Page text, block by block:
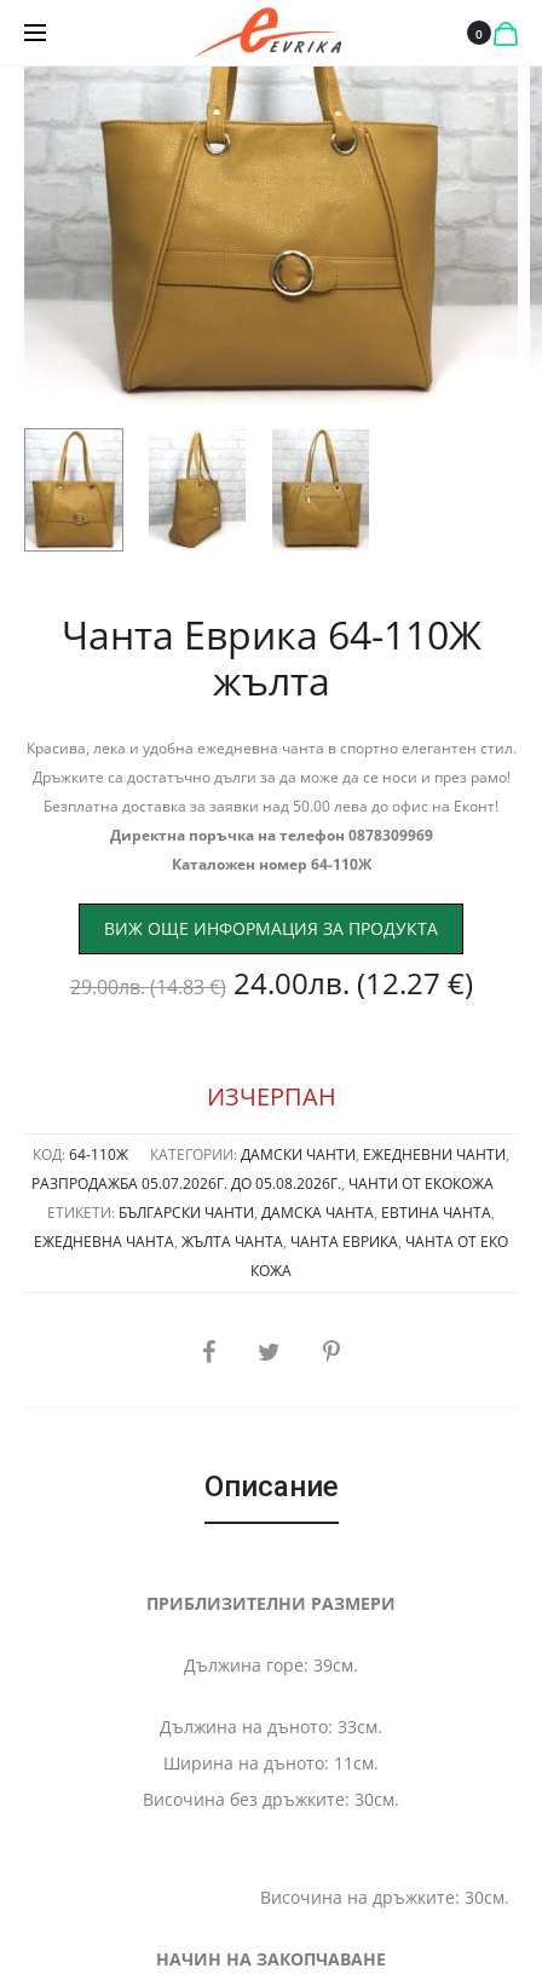
0
Чанта Еврика 64-110Ж
жълта
Красива, лека и удобна ежедневна чанта в спортно елегантен стил.
Дръжките са достатъчно дълги за да може да се носи и през рамо!
Безплатна доставка за заявки над 50.00 лева до офис на Еконт!
Директна поръчка на телефон 0878309969
Каталожен номер 64-110Ж
ВИЖ ОЩЕ ИНФОРМАЦИЯ ЗА ПРОДУКТА
29.00лв.(14.83 €) Original
was:
29.00лв.
(14.83
€).
24.00лв. (12.27 €)
ИЗЧЕРПАН
КОД: 64-110Ж КАТЕГОРИИ: ДАМСКИ ЧАНТИ, ЕЖЕДНЕВНИ ЧАНТИ,
РАЗПРОДАЖБА 05.07.2026Г. ДО 05.08.2026Г., ЧАНТИ ОТ ЕКОКОЖА
ЕТИКЕТИ: БЪЛГАРСКИ ЧАНТИ, ДАМСКА ЧАНТА, ЕВТИНА ЧАНТА,
ЕЖЕДНЕВНА ЧАНТА, ЖЪЛТА ЧАНТА, ЧАНТА ЕВРИКА, ЧАНТА ОТ ЕКО
КОЖА
SHARE
Описание
ПРИБЛИЗИТЕЛНИ РАЗМЕРИ
Дължина горе: 39см.
Дължина на дъното: 33см.
Ширина на дъното: 11см.
Височина без дръжките: 30см.
Височина на дръжките: 30см.
НАЧИН НА ЗАКОПЧАВАНЕ